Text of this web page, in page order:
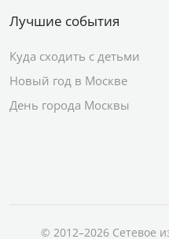
Лучшие события
Куда сходить с детьми
Новый год в Москве
День города Москвы
© 2012–2026 Сетевое